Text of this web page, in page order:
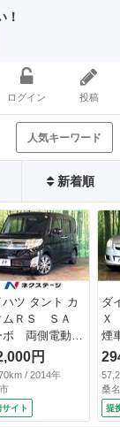
！
ログイン 投稿
人気キーワード
新着順
ハツ タント カ
ムＲＳ ＳＡ
ボ 両側電動ド
正８型ナビ
クカメラ 衝突
軽減 禁煙車
レコ スマート
ＬＥＤヘッ
円
/ 2014年
イト
ダ
Ｘ
煙
ィ
盗
コ
パ
（
桑
提